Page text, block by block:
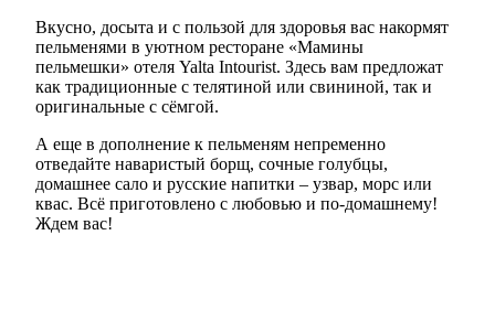
Вкусно, досыта и с пользой для здоровья вас накормят
пельменями в уютном ресторане «Мамины
пельмешки» отеля Yalta Intourist. Здесь вам предложат
как традиционные с телятиной или свининой, так и
оригинальные с сёмгой.
А еще в дополнение к пельменям непременно
отведайте наваристый борщ, сочные голубцы,
домашнее сало и русские напитки – узвар, морс или
квас. Всё приготовлено с любовью и по-домашнему!
Ждем вас!